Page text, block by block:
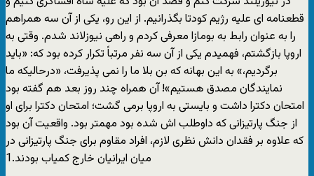
قطعنامه ای علیه رژیم کودتا بگذرانیم. از این رو، یکی از آن سه همراهم
را به عنوان رابط به بومازا معرفی کردم و راهی نیوزلاند شدم. وقتی به
اروپا بازگشتم، فهمیدم یکی از آن سه نفر مرتباً تکرار کرده بود که: «باید
برگردیم،» به این بهانه که بن بلا ما را نمی پذیرفت، «درحالیکه ما
نمایندگان مصدق هستیم»! آن همراه چند روز بعد هم گفته بود
امتحان دکترا داشت و بایستی به اروپا برمی گشت؛ امتحان دکترا برای او
از جنگ پارتیزانی که داوطلب اش شده بود مهمتر بود. واقعیت آن بود
که علاوه بر فقدان دانش نظری لازم، افراد مقاوم برای جنگ پارتیزانی در
میان ایرانیان خارج کمیاب بودند.1